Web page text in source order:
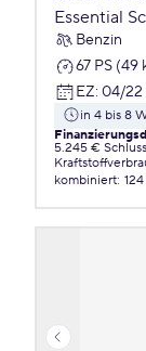
Essential
Benzin
67 PS (49
EZ: 04/22
in 4 bis 8
5.245 €
kombiniert: